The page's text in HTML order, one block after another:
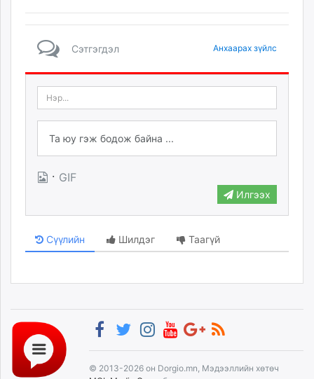
Сэтгэгдэл Анхаарах зүйлс
· GIF
Илгээх
Сүүлийн Шилдэг Таагүй
© 2013-2026 он Dorgio.mn, Мэдээллийн хөтөч